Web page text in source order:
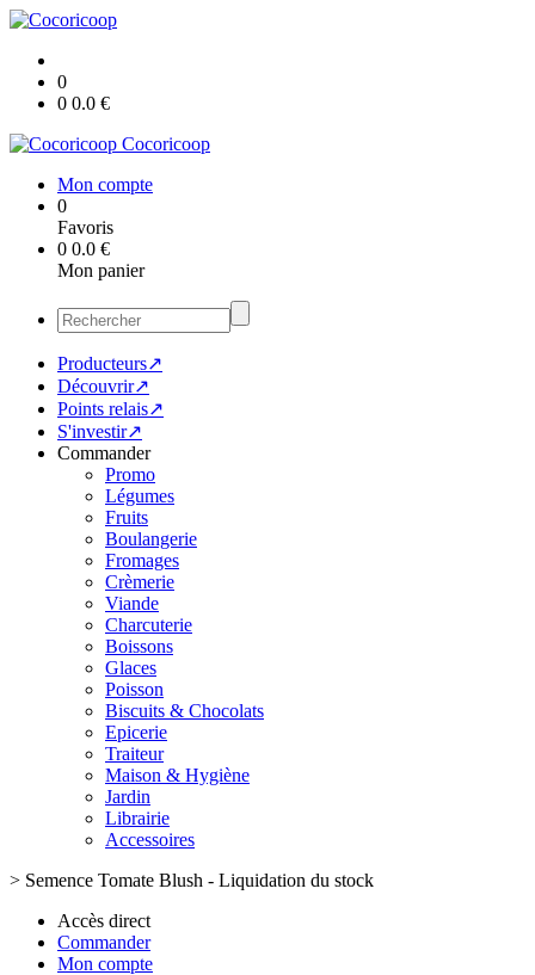
0
0 0.0 €
Cocoricoop
Mon compte
0
Favoris
0 0.0 €
Mon panier
Producteurs↗
Découvrir↗
Points relais↗
S'investir↗
Commander
Promo
Légumes
Fruits
Boulangerie
Fromages
Crèmerie
Viande
Charcuterie
Boissons
Glaces
Poisson
Biscuits & Chocolats
Epicerie
Traiteur
Maison & Hygiène
Jardin
Librairie
Accessoires
> Semence Tomate Blush - Liquidation du stock
Accès direct
Commander
Mon compte